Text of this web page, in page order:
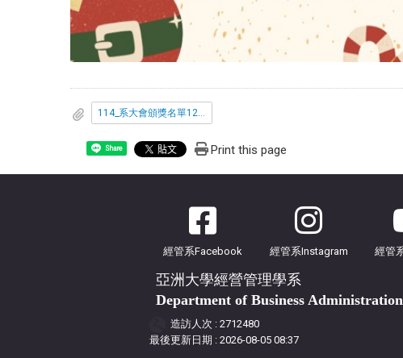
114_系大會頒獎名單1205.pdf
Share Print this page
經管系Facebook 經管系Instagram 經管
亞洲大學經營管理學系
Department of Business Administration
造訪人次 : 2712480
最後更新日期 : 2026-08-05 08:37